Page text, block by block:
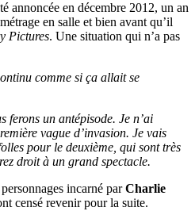
annoncée en décembre 2012, un an
en salle et bien avant qu’il
Pictures. Une situation qui n’a pas
comme si ça allait se
ferons un antépisode. Je n’ai
vague d’invasion. Je vais
pour le deuxième, qui sont très
droit à un grand spectacle.
incarné parCharlie
censé revenir pour la suite.